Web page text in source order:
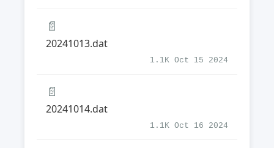
📄
20241013.dat
1.1K Oct 15 2024
📄
20241014.dat
1.1K Oct 16 2024